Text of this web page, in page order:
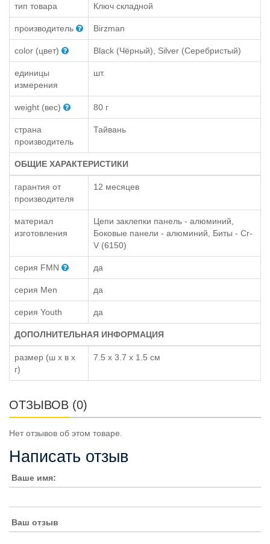
тип товара Ключ складной
производитель Birzman
color (цвет) Black (Чёрный), Silver (Серебристый)
единицы
измерения
шт.
weight (вес) 80 г
страна
производитель
Тайвань
ОБЩИЕ ХАРАКТЕРИСТИКИ
гарантия от
производителя
12 месяцев
материал
изготовления
Цепи заклепки панель - алюминий,
Боковые панели - алюминий, Биты - Cr-
V (6150)
серия FMN да
серия Men да
серия Youth да
ДОПОЛНИТЕЛЬНАЯ ИНФОРМАЦИЯ
размер (ш x в x
г)
7.5 x 3.7 x 1.5 см
ОТЗЫВОВ (0)
Нет отзывов об этом товаре.
Написать отзыв
Ваше имя:
Ваш отзыв